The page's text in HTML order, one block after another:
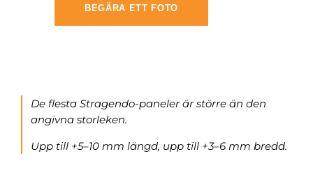
BEGÄRA ETT FOTO
De flesta Stragendo-paneler är större än den
angivna storleken.
Upp till +5–10 mm längd, upp till +3–6 mm bredd.